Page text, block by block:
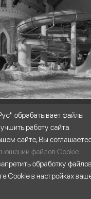
Аквапарки
обрабатывает файлы
работу сайта.
сайте, Вы
файлов Cookie.
обработку файлов
Cookie в настройках